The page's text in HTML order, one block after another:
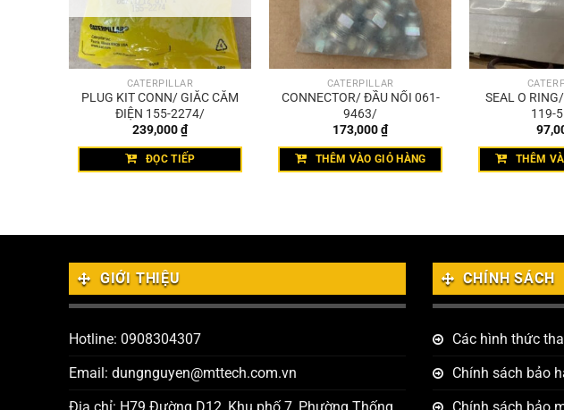
CATERPILLAR
PLUG KIT CONN/ GIẮC CẮM
ĐIỆN 155-2274/
239,000₫
ĐỌC TIẾP
CATERPILLAR
CONNECTOR/ ĐẦU NỐI 061-
9463/
173,000₫
THÊM VÀO GIỎ HÀNG
SEAL O
119-
THÊM
GIỚI THIỆU
Hotline: 0908304307
Email: dungnguyen@mttech.com.vn
CHÍNH SÁCH
Các hình thức
Chính sách bảo